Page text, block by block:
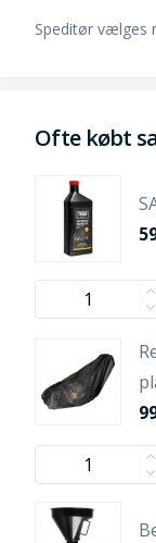
Speditør vælges
Ofte købt